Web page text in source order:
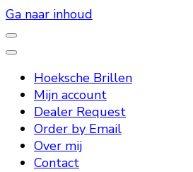
Ga naar inhoud
Hoeksche Brillen
Hoeksche Brillen
Mijn account
Dealer Request
Order by Email
Over mij
Contact